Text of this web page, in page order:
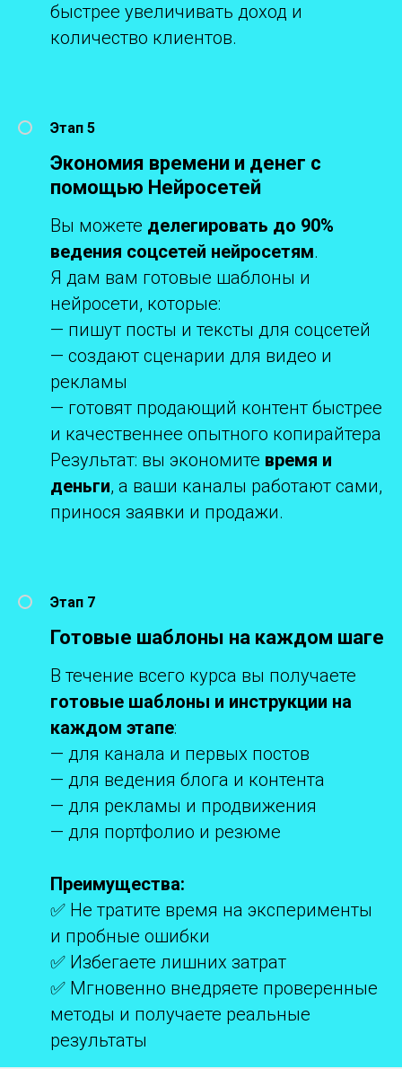
быстрее увеличивать доход и
количество клиентов.
Этап 5
Экономия времени и денег с
помощью Нейросетей
Вы можете делегировать до 90%
ведения соцсетей нейросетям.
Я дам вам готовые шаблоны и
нейросети, которые:
— пишут посты и тексты для соцсетей
— создают сценарии для видео и
рекламы
— готовят продающий контент быстрее
и качественнее опытного копирайтера
Результат: вы экономите время и
деньги, а ваши каналы работают сами,
принося заявки и продажи.
Этап 7
Готовые шаблоны на каждом шаге
В течение всего курса вы получаете
готовые шаблоны и инструкции на
каждом этапе:
— для канала и первых постов
— для ведения блога и контента
— для рекламы и продвижения
— для портфолио и резюме
Преимущества:
✅ Не тратите время на эксперименты
и пробные ошибки
✅ Избегаете лишних затрат
✅ Мгновенно внедряете проверенные
методы и получаете реальные
результаты